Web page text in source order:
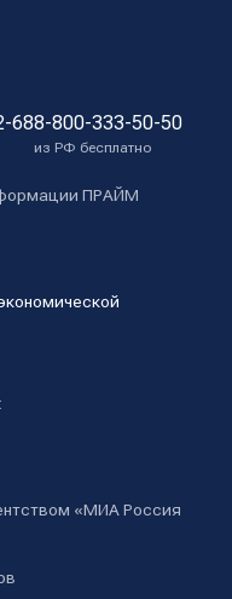
688-800-333-50-50
из РФ бесплатно
ПРАЙМ
«МИА Россия